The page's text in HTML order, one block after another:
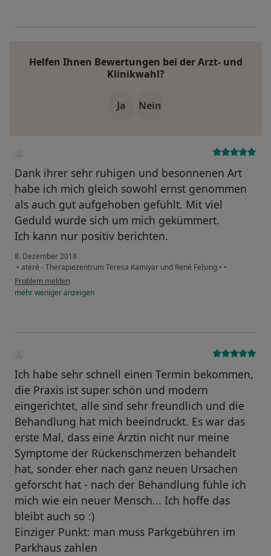
Helfen Ihnen Bewertungen bei der Arzt- und
Klinikwahl?
Ja Nein
Dank ihrer sehr ruhigen und besonnenen Art
habe ich mich gleich sowohl ernst genommen
als auch gut aufgehoben gefühlt. Mit viel
Geduld wurde sich um mich gekümmert.
Ich kann nur positiv berichten.
8. Dezember 2018
• ateré - Therapiezentrum Teresa Kamiyar und René Felsing • •
Problem melden
mehrwenigeranzeigen
Ich habe sehr schnell einen Termin bekommen,
die Praxis ist super schön und modern
eingerichtet, alle sind sehr freundlich und die
Behandlung hat mich beeindruckt. Es war das
erste Mal, dass eine Ärztin nicht nur meine
Symptome der Rückenschmerzen behandelt
hat, sonder eher nach ganz neuen Ursachen
geforscht hat - nach der Behandlung fühle ich
mich wie ein neuer Mensch... Ich hoffe das
bleibt auch so :)
Einziger Punkt: man muss Parkgebühren im
Parkhaus zahlen